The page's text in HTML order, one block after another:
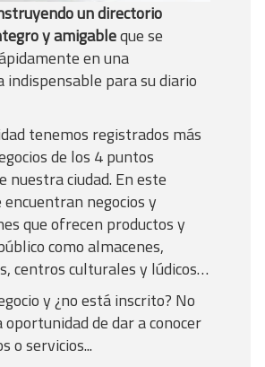
un directorio
y amigableque se
en una
para su diario
tenemos registrados más
de los 4 puntos
nuestra ciudad. En este
negocios y
que ofrecen productos y
como almacenes,
centros culturales y lúdicos…
y ¿no está inscrito? No
de dar a conocer
o servicios...